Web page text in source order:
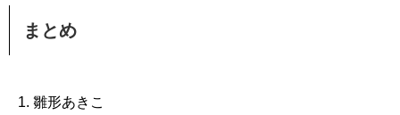
まとめ
雛形あきこ